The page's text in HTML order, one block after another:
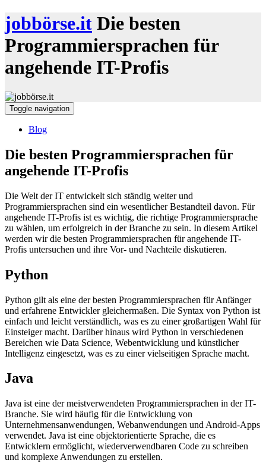
jobbörse.it Die besten
Programmiersprachen für
angehende IT-Profis
Toggle navigation
Blog
Die besten Programmiersprachen für
angehende IT-Profis
Die Welt der IT entwickelt sich ständig weiter und
Programmiersprachen sind ein wesentlicher Bestandteil davon. Für
angehende IT-Profis ist es wichtig, die richtige Programmiersprache
zu wählen, um erfolgreich in der Branche zu sein. In diesem Artikel
werden wir die besten Programmiersprachen für angehende IT-
Profis untersuchen und ihre Vor- und Nachteile diskutieren.
Python
Python gilt als eine der besten Programmiersprachen für Anfänger
und erfahrene Entwickler gleichermaßen. Die Syntax von Python ist
einfach und leicht verständlich, was es zu einer großartigen Wahl für
Einsteiger macht. Darüber hinaus wird Python in verschiedenen
Bereichen wie Data Science, Webentwicklung und künstlicher
Intelligenz eingesetzt, was es zu einer vielseitigen Sprache macht.
Java
Java ist eine der meistverwendeten Programmiersprachen in der IT-
Branche. Sie wird häufig für die Entwicklung von
Unternehmensanwendungen, Webanwendungen und Android-Apps
verwendet. Java ist eine objektorientierte Sprache, die es
Entwicklern ermöglicht, wiederverwendbaren Code zu schreiben
und komplexe Anwendungen zu erstellen.